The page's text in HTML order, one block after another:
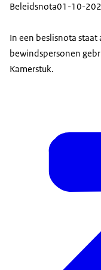
Beleidsnota01-10-
In een beslisnota
bewindspersonen
Kamerstuk.